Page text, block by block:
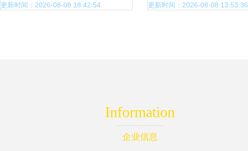
量等级评定管理办法》出台
更新时间：2026-08-08 18:42:54 纪实
更新时间：2026-08-08 13:53:36
Information
企业信息